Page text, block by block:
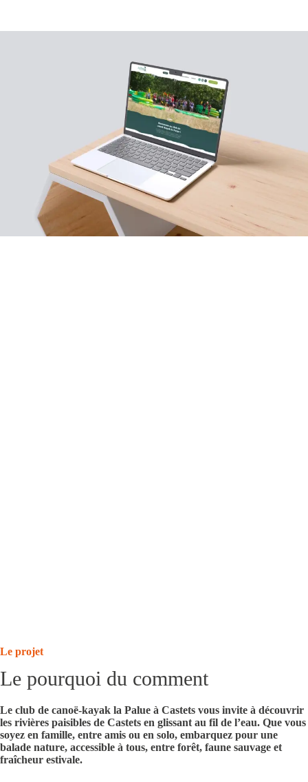
Le projet
Le pourquoi du comment
Le club de canoë-kayak la Palue à Castets vous invite à découvrir
les rivières paisibles de Castets en glissant au fil de l’eau. Que vous
soyez en famille, entre amis ou en solo, embarquez pour une
balade nature, accessible à tous, entre forêt, faune sauvage et
fraîcheur estivale.